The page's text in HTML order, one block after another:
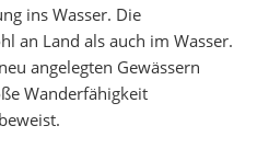
ins Wasser. Die
an Land als auch im Wasser.
angelegten Gewässern
Wanderfähigkeit